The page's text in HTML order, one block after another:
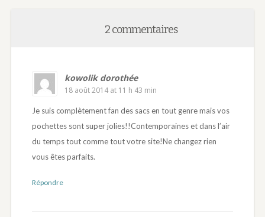
2 commentaires
kowolik dorothée
18 août 2014 at 11 h 43 min
Je suis complètement fan des sacs en tout genre mais vos
pochettes sont super jolies!!Contemporaines et dans l’air
du temps tout comme tout votre site!Ne changez rien
vous êtes parfaits.
Répondre